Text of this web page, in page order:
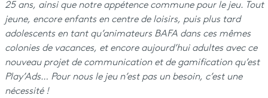
25 ans, ainsi que notre appétence commune pour le jeu. Tout
jeune, encore enfants en centre de loisirs, puis plus tard
adolescents en tant qu’animateurs BAFA dans ces mêmes
colonies de vacances, et encore aujourd’hui adultes avec ce
nouveau projet de communication et de gamification qu’est
Play’Ads… Pour nous le jeu n’est pas un besoin, c’est une
nécessité !